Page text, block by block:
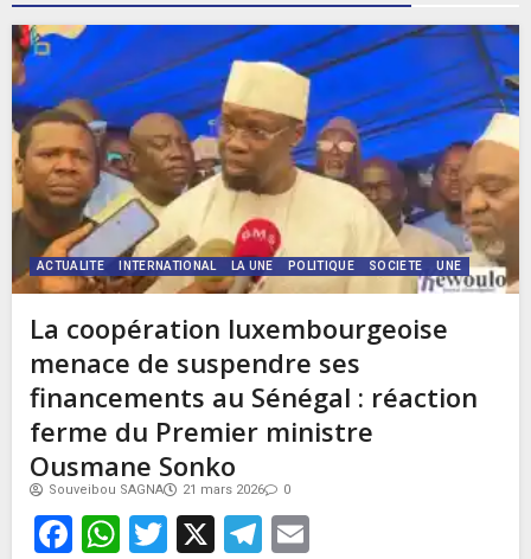
ACTUALITE INTERNATIONAL LA UNE POLITIQUE SOCIETE UNE
La coopération luxembourgeoise
menace de suspendre ses
financements au Sénégal : réaction
ferme du Premier ministre
Ousmane Sonko
Souveibou SAGNA 21 mars 2026 0
Facebook
WhatsApp
Twitter
X Telegram